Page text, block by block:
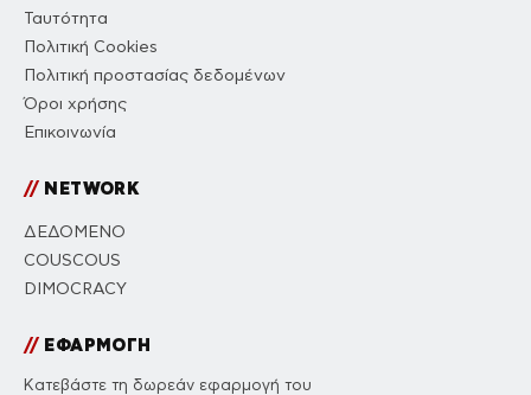
Ταυτότητα
Πολιτική Cookies
Πολιτική προστασίας δεδομένων
Όροι χρήσης
Επικοινωνία
//NETWORK
ΔΕΔΟΜΕΝΟ
COUSCOUS
DIMOCRACY
//ΕΦΑΡΜΟΓΗ
Κατεβάστε τη δωρεάν εφαρμογή του